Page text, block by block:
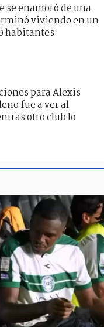
se enamoró de una
viviendo en un
habitantes
para Alexis
fue a ver al
otro club lo